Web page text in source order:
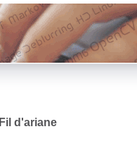
Fil d'ariane